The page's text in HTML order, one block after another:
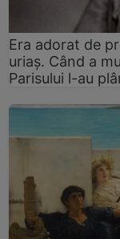
Era adorat de
uriaș. Când a
Parisului l-au